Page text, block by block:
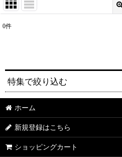
0件
特集で絞り込む
送料無料
セット販売
ギフト
ホーム
新規登録はこちら
ショッピングカート